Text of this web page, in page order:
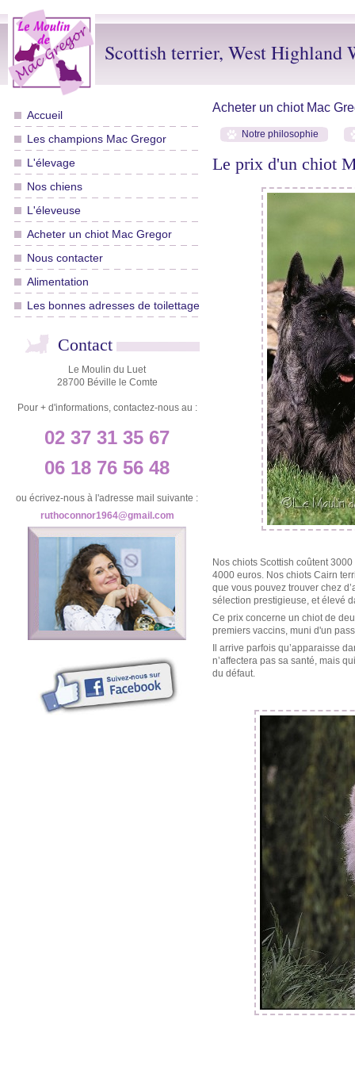
Scottish terrier, West
Accueil
Les champions Mac Gregor
L'élevage
Nos chiens
L'éleveuse
Acheter un chiot Mac Gregor
Nous contacter
Alimentation
Les bonnes adresses de toilettage
Contact
Le Moulin du Luet
28700 Béville le Comte
Pour + d'informations, contactez-nous au :
02 37 31 35 67
06 18 76 56 48
ou écrivez-nous à l'adresse mail suivante :
ruthoconnor1964@gmail.com
Acheter un chiot Mac
Notre philosophie
Le prix d'un chiot
Nos chiots Scottish coûtent
4000 euros. Nos chiots Cairn
que vous pouvez trouver chez
sélection prestigieuse, et élevé
Ce prix concerne un chiot de
premiers vaccins, muni d'un
Il arrive parfois qu’apparaisse
n’affectera pas sa santé, mais
du défaut.